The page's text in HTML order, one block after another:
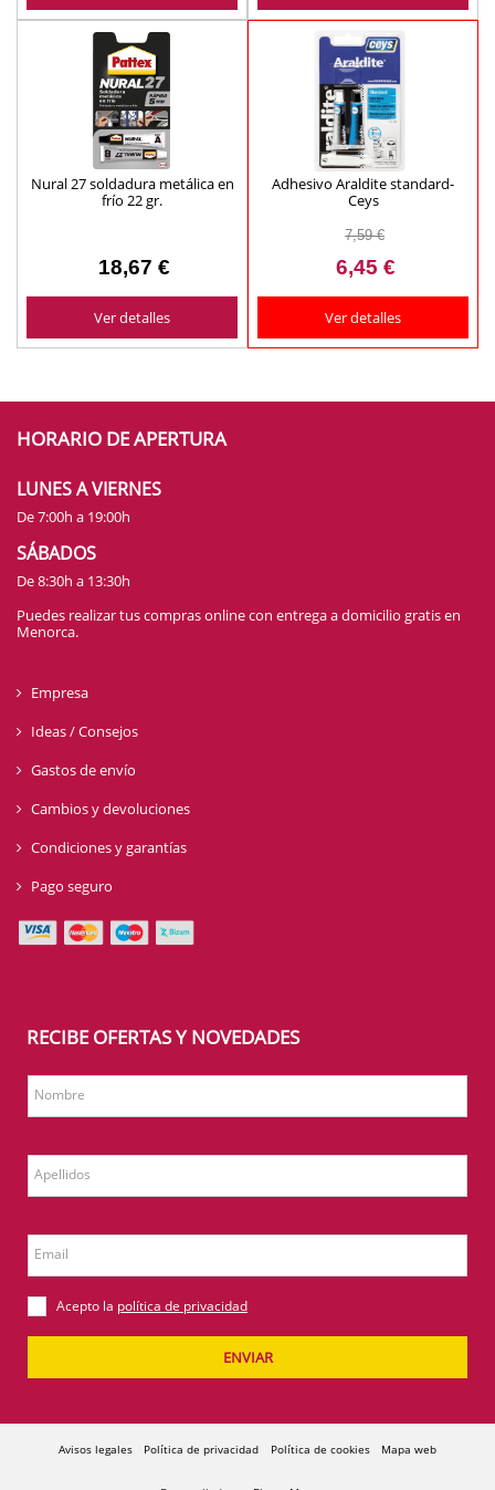
Nural 27 soldadura metálica en
frío 22 gr.
18,67 €
Ver detalles
Adhesivo Araldite standard-
Ceys
7,59 €
6,45 €
Ver detalles
HORARIO DE APERTURA
LUNES A VIERNES
De 7:00h a 19:00h
SÁBADOS
De 8:30h a 13:30h
Puedes realizar tus compras online con entrega a domicilio gratis en
Menorca.
Empresa
Ideas / Consejos
Gastos de envío
Cambios y devoluciones
Condiciones y garantías
Pago seguro
RECIBE OFERTAS Y NOVEDADES
Nombre
Apellidos
Email
Acepto la política de privacidad
ENVIAR
Avisos legales Política de privacidad Política de cookies Mapa web